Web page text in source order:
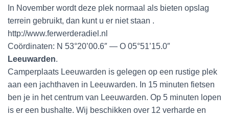
In November wordt deze plek normaal als bieten opslag
terrein gebruikt, dan kunt u er niet staan .
http://www.ferwerderadiel.nl
Coördinaten: N 53°20’00.6″ — O 05°51’15.0″
Leeuwarden.
Camperplaats Leeuwarden is gelegen op een rustige plek
aan een jachthaven in Leeuwarden. In 15 minuten fietsen
ben je in het centrum van Leeuwarden. Op 5 minuten lopen
is er een bushalte. Wij beschikken over 12 verharde en